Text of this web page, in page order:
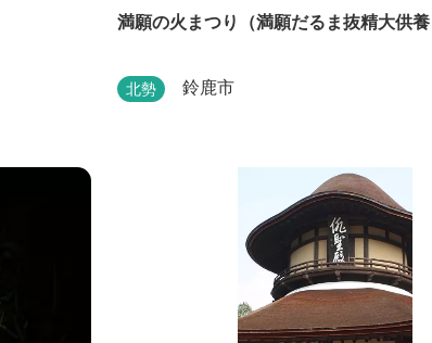
満願の火まつり（満願だるま抜精大供養
北勢 鈴鹿市